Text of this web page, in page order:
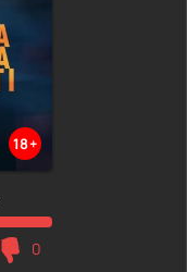
18+
0